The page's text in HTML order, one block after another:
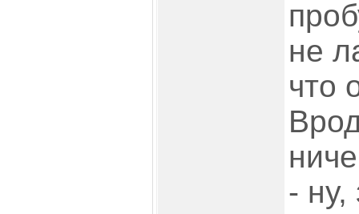
не
что
- ну,